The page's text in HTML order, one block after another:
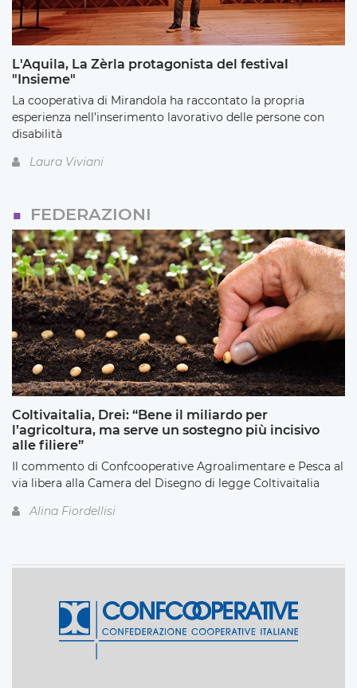
L'Aquila, La Zèrla protagonista del festival
"Insieme"
La cooperativa di Mirandola ha raccontato la propria
esperienza nell’inserimento lavorativo delle persone con
disabilità
Laura Viviani
FEDERAZIONI
Coltivaitalia, Drei: “Bene il miliardo per
l’agricoltura, ma serve un sostegno più incisivo
alle filiere”
Il commento di Confcooperative Agroalimentare e Pesca al
via libera alla Camera del Disegno di legge Coltivaitalia
Alina Fiordellisi